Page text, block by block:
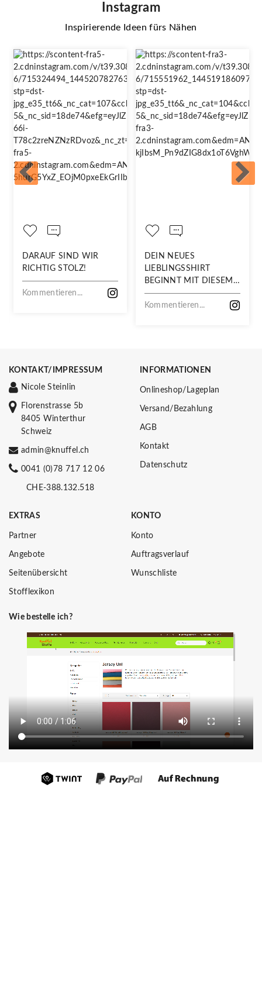
Instagram
Inspirierende Ideen fürs Nähen
DARAUF SIND WIR
RICHTIG STOLZ!
Kommentieren...
DEIN NEUES
LIEBLINGSSHIRT
BEGINNT MIT DIESEM
STOFF
Kommentieren...
KONTAKT/IMPRESSUM
Nicole Steinlin
Florenstrasse 5b
8405 Winterthur
Schweiz
admin@knuffel.ch
0041 (0)78 717 12 06
CHE-388.132.518
INFORMATIONEN
Onlineshop/Lageplan
Versand/Bezahlung
AGB
Kontakt
Datenschutz
EXTRAS
Partner
Angebote
Seitenübersicht
Stofflexikon
KONTO
Konto
Auftragsverlauf
Wunschliste
Wie bestelle ich?